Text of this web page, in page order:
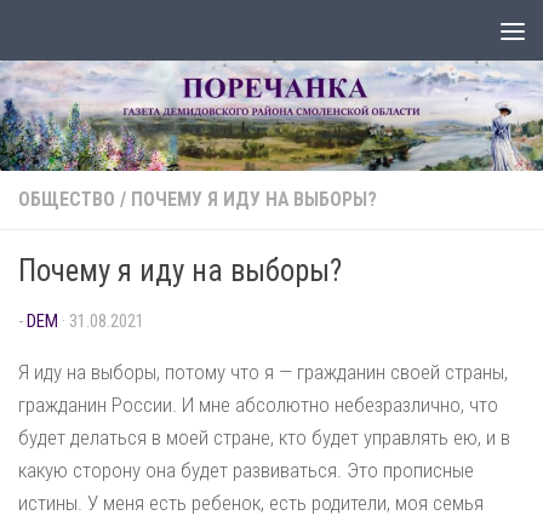
ОБЩЕСТВО / ПОЧЕМУ Я ИДУ НА ВЫБОРЫ?
Почему я иду на выборы?
-DEM · 31.08.2021
Я иду на выборы, потому что я — гражданин своей страны,
гражданин России. И мне абсолютно небезразлично, что
будет делаться в моей стране, кто будет управлять ею, и в
какую сторону она будет развиваться. Это прописные
истины. У меня есть ребенок, есть родители, моя семья